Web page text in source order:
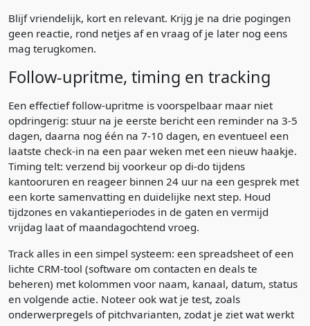
Blijf vriendelijk, kort en relevant. Krijg je na drie pogingen
geen reactie, rond netjes af en vraag of je later nog eens
mag terugkomen.
Follow-upritme, timing en tracking
Een effectief follow-upritme is voorspelbaar maar niet
opdringerig: stuur na je eerste bericht een reminder na 3-5
dagen, daarna nog één na 7-10 dagen, en eventueel een
laatste check-in na een paar weken met een nieuw haakje.
Timing telt: verzend bij voorkeur op di-do tijdens
kantooruren en reageer binnen 24 uur na een gesprek met
een korte samenvatting en duidelijke next step. Houd
tijdzones en vakantieperiodes in de gaten en vermijd
vrijdag laat of maandagochtend vroeg.
Track alles in een simpel systeem: een spreadsheet of een
lichte CRM-tool (software om contacten en deals te
beheren) met kolommen voor naam, kanaal, datum, status
en volgende actie. Noteer ook wat je test, zoals
onderwerpregels of pitchvarianten, zodat je ziet wat werkt